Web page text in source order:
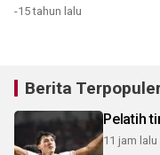
-15 tahun lalu
Berita
Pelatih
11 jam lalu